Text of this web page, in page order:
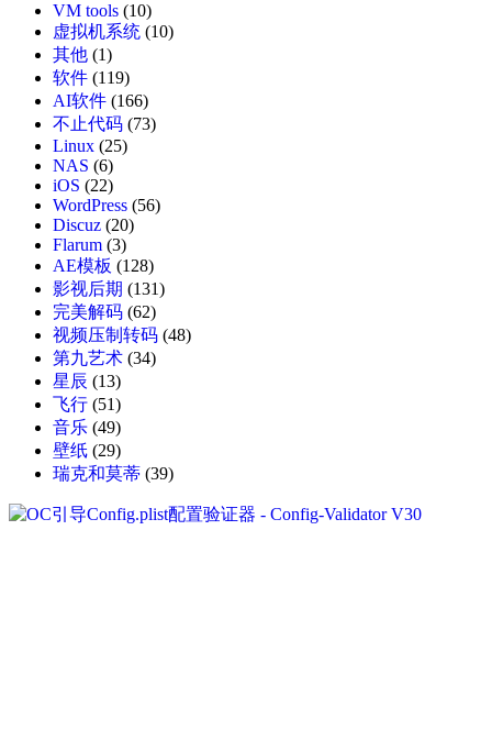
VM tools (10)
虚拟机系统 (10)
其他 (1)
软件 (119)
AI软件 (166)
不止代码 (73)
Linux (25)
NAS (6)
iOS (22)
WordPress (56)
Discuz (20)
Flarum (3)
AE模板 (128)
影视后期 (131)
完美解码 (62)
视频压制转码 (48)
第九艺术 (34)
星辰 (13)
飞行 (51)
音乐 (49)
壁纸 (29)
瑞克和莫蒂 (39)